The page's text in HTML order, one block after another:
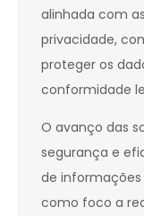
alinhada com
privacidade,
proteger os
conformidade
O avanço das
segurança e
de
como foco a